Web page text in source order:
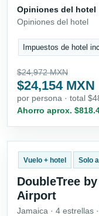
Opiniones del hotel
Opiniones del hotel
Impuestos de hotel
$24,972 MXN
$24,154 MXN
por persona · total
Ahorro aprox.
Vuelo + hotel Solo
DoubleTree
Airport
Jamaica · 4 estrellas